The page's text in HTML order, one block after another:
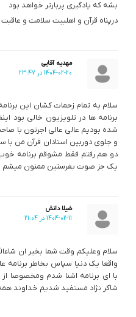
بشه که یادگیری پربارتر خواهد بود
درپناه قرآن و اهلبیت سلامت و
مهدیه آقایی
1404-02-20 در 23:47
سلام به تمام زحمات کشان این
برنامه ها در تلویزیون خالی بود
شده بودیم عالی عالی اجرتون با
دو هم رفتم فقط مشوقم برنامه خوب
یک جز صوت بفرستین ممنون میشم
شیلا دانش
1404-02-11 در 21:04
سلام وعلیکم وقت شما بخیر ان
واقعا یک دنیا سپاس بخاطر
با ای برنامه اشنا شدم ومخصوصا از
شاکر نژاد مستفید شدیم خداوند همه